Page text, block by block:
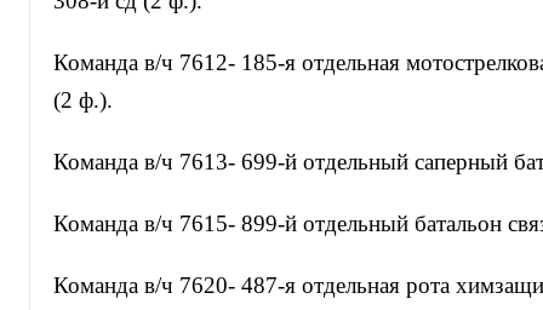
Команда в/ч 7612- 185-я отдельная
(2 ф.).
Команда в/ч 7613- 699-й отдельный саперный
Команда в/ч 7615- 899-й отдельный батальон
Команда в/ч 7620- 487-я отдельная рота